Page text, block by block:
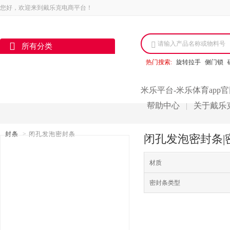
您好，欢迎来到戴乐克电商平台！
所有分类 请输入产品名称或物料号
热门搜索: 旋转拉手 侧门锁
米乐平台-米乐体育app
帮助中心
关于戴乐
封条 > 闭孔发泡密封条 闭孔发泡密封条|
材质
密封条类型